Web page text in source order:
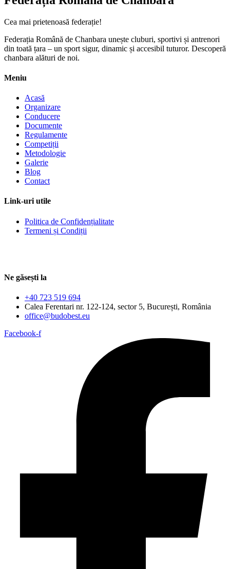
Cea mai prietenoasă federație!
Federația Română de Chanbara unește cluburi, sportivi și antrenori
din toată țara – un sport sigur, dinamic și accesibil tuturor. Descoperă
chanbara alături de noi.
Meniu
Acasă
Organizare
Conducere
Documente
Regulamente
Competiții
Metodologie
Galerie
Blog
Contact
Link-uri utile
Politica de Confidențialitate
Termeni și Condiții
Ne găsești la
+40 723 519 694
Calea Ferentari nr. 122-124, sector 5, București, România
office@budobest.eu
Facebook-f